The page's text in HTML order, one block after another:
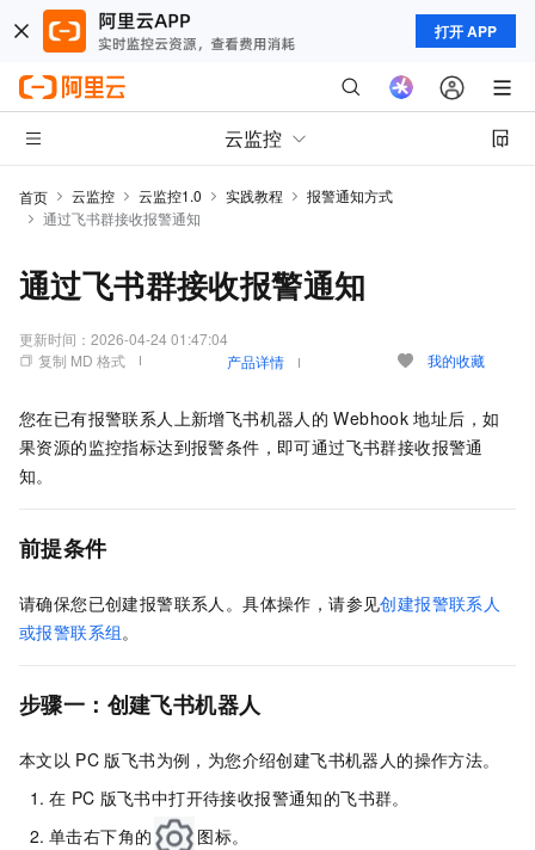
打开 APP
云监控
首页 云监控 云监控1.0 实践教程
报警通知方式
通过飞书群接收报警通知
通过飞书群接收报警通知
更新时间： 2026-04-24 01:47:04
复制 MD 格式
产品详情 我的收藏
您在已有报警联系人上新增飞书机器人的 Webhook 地址后，如
果资源的监控指标达到报警条件，即可通过飞书群接收报警通
知。
前提条件
请确保您已创建报警联系人。具体操作，请参见创建报警联系人
或报警联系组。
步骤一：创建飞书机器人
本文以 PC 版飞书为例，为您介绍创建飞书机器人的操作方法。
在 PC 版飞书中打开待接收报警通知的飞书群。
单击右下角的
图标。